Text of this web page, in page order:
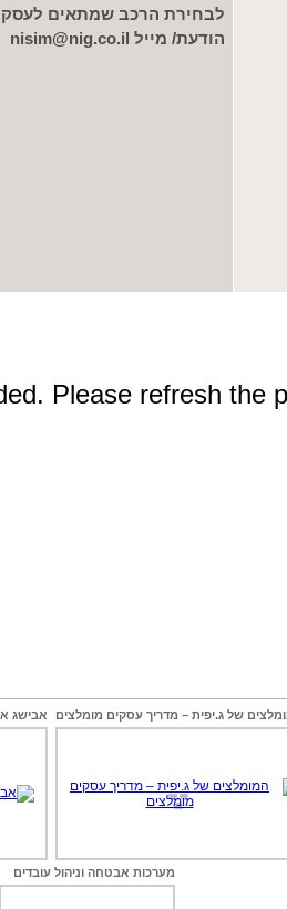
לבחירת הרכב שמתאים לעסק
הודעת/ מייל nisim@nig.co.il
של ג.יפית – מדריך עסקים מומלצים אבישג
מערכות אבטחה וניהול עובדים